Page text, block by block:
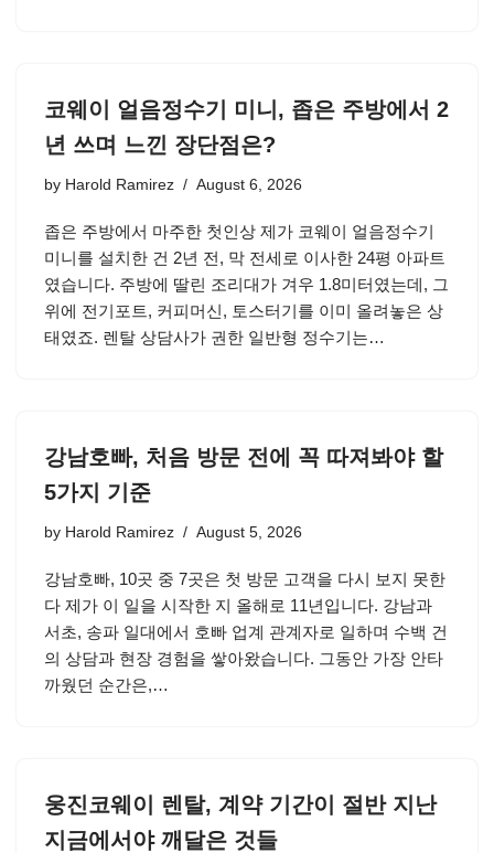
코웨이 얼음정수기 미니, 좁은 주방에서 2
년 쓰며 느낀 장단점은?
by Harold Ramirez August 6, 2026
좁은 주방에서 마주한 첫인상 제가 코웨이 얼음정수기
미니를 설치한 건 2년 전, 막 전세로 이사한 24평 아파트
였습니다. 주방에 딸린 조리대가 겨우 1.8미터였는데, 그
위에 전기포트, 커피머신, 토스터기를 이미 올려놓은 상
태였죠. 렌탈 상담사가 권한 일반형 정수기는…
강남호빠, 처음 방문 전에 꼭 따져봐야 할
5가지 기준
by Harold Ramirez August 5, 2026
강남호빠, 10곳 중 7곳은 첫 방문 고객을 다시 보지 못한
다 제가 이 일을 시작한 지 올해로 11년입니다. 강남과
서초, 송파 일대에서 호빠 업계 관계자로 일하며 수백 건
의 상담과 현장 경험을 쌓아왔습니다. 그동안 가장 안타
까웠던 순간은,…
웅진코웨이 렌탈, 계약 기간이 절반 지난
지금에서야 깨달은 것들